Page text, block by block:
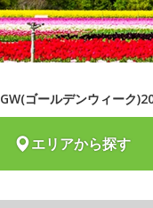
GW(ゴールデンウィーク
エリアから探す